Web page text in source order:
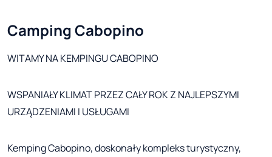
Camping Cabopino
WITAMY NA KEMPINGU CABOPINO
WSPANIAŁY KLIMAT PRZEZ CAŁY ROK Z NAJLEPSZYMI
URZĄDZENIAMI I USŁUGAMI
Kemping Cabopino, doskonały kompleks turystyczny,